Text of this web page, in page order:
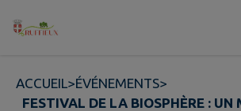
Contenu
ACCUEIL>ÉVÉNEMENTS>
FESTIVAL DE LA BIOSPHÈRE : UN